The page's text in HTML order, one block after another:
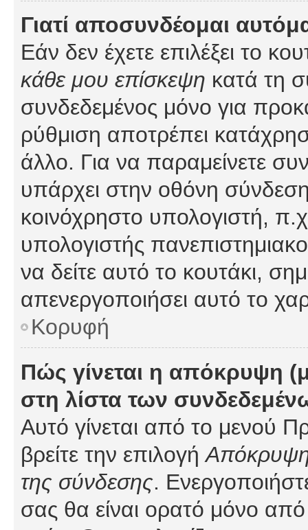
Γιατί αποσυνδέομαι
Εάν δεν έχετε επιλέξει το
κάθε μου επίσκεψη κατά τη
συνδεδεμένος μόνο για
ρύθμιση αποτρέπει
άλλο. Για να παραμείνετε
υπάρχει στην οθόνη
κοινόχρηστο υπολογιστή,
υπολογιστής
να δείτε αυτό το κουτάκι,
απενεργοποιήσει αυτό το
Κορυφή
Πώς γίνεται η απόκρυψη
στη λίστα των
Αυτό γίνεται από το μενού
βρείτε την επιλογήΑπόκρυψη
της σύνδεσης.
σας θα είναι ορατό μόνο από